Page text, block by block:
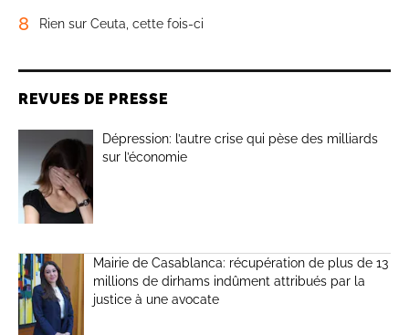
8 Rien sur Ceuta, cette fois-ci
REVUES DE PRESSE
Dépression: l’autre crise qui pèse des milliards
sur l’économie
Mairie de Casablanca: récupération de plus de 13
millions de dirhams indûment attribués par la
justice à une avocate